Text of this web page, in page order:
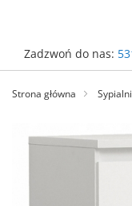
Zadzwoń do nas:
Przejdź
treści
Strona główna